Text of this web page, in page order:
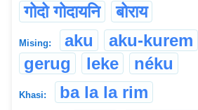
गोदो गोदायनि
बोराय
Mising: aku aku-kurem
gerug
leke néku
Khasi: ba la la rim